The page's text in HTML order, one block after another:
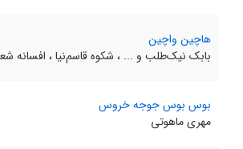
هاچین واچین
بابک نیک‌طلب و ... ، شکوه قاسم‌نیا ، افسانه
بوس بوس جوجه خروس
مهری ماهوتی